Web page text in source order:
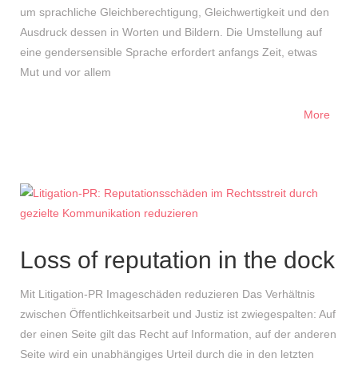
um sprachliche Gleichberechtigung, Gleichwertigkeit und den
Ausdruck dessen in Worten und Bildern. Die Umstellung auf
eine gendersensible Sprache erfordert anfangs Zeit, etwas
Mut und vor allem
More
Loss of reputation in the dock
Mit Litigation-PR Imageschäden reduzieren Das Verhältnis
zwischen Öffentlichkeitsarbeit und Justiz ist zwiegespalten: Auf
der einen Seite gilt das Recht auf Information, auf der anderen
Seite wird ein unabhängiges Urteil durch die in den letzten